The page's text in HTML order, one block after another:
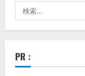
索:
PR :